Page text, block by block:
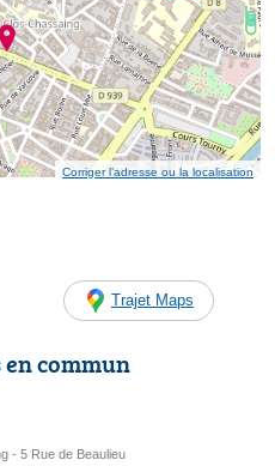
Corriger l’adresse ou la localisation
Trajet Maps
commun
- 5 Rue de Beaulieu